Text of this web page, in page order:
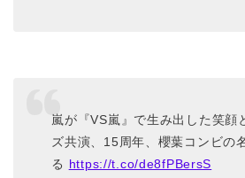
嵐が『VS嵐』で生み出した笑
ズ共演、15周年、櫻葉コンビの
る https://t.co/de8fPBersS